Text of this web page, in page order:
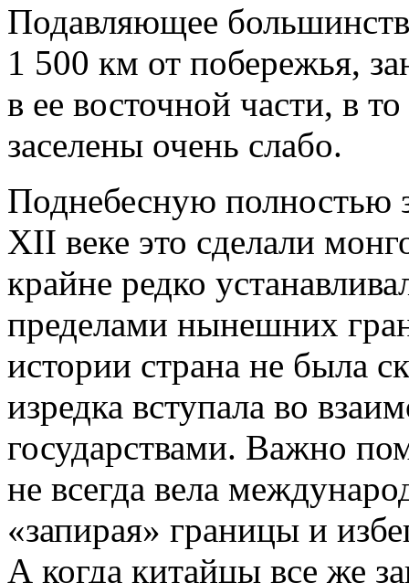
Подавляющее
1 500 км от побережья,
в ее восточной части, в
заселены очень слабо.
Поднебесную полностью
XII веке это сделали
крайне редко
пределами нынешних
истории страна не была
изредка вступала во
государствами. Важно
не всегда вела
«запирая» границы и
А когда китайцы все же